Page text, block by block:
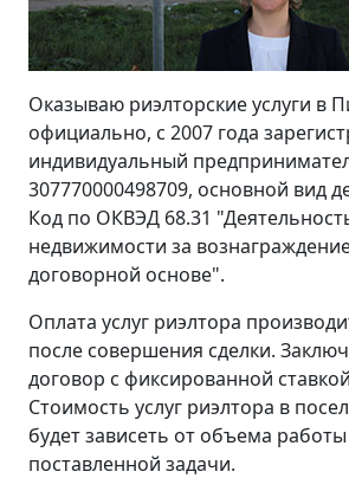
Оказываю риэлторские услуги в
официально, с 2007 года
индивидуальный
307770000498709, основной вид
Код по ОКВЭД 68.31
недвижимости за
договорной основе".
Оплата услуг риэлтора
после совершения сделки.
договор с фиксированной
Стоимость услуг риэлтора в
будет зависеть от объема
поставленной задачи.